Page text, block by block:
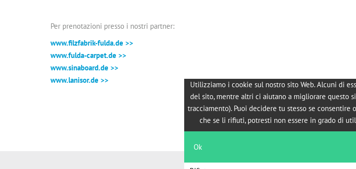
Per prenotazioni presso i nostri partner:
www.filzfabrik-fulda.de >>
www.fulda-carpet.de >>
www.sinaboard.de >>
www.lanisor.de >>
Utilizziamo i cookie sul nostro sito Web. Alcuni di
del sito, mentre altri ci aiutano a migliorare questo
tracciamento). Puoi decidere tu stesso se
che se li rifiuti, potresti non essere in grado di
Ok